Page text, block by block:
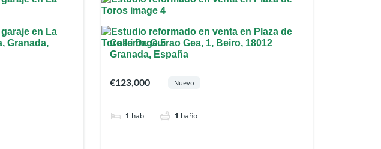
Granada,
Calle Dr. Guirao Gea, 1, Beiro, 18012
Granada, España
€123,000 Nuevo
1 hab 1 baño